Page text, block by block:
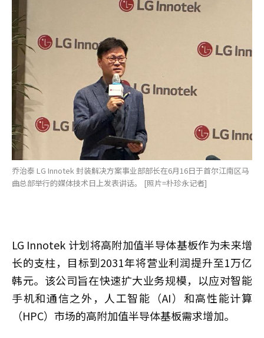
乔治泰 LG Innotek 封装解决方案事业部部长在6月16日于首尔江南区马
曲总部举行的媒体技术日上发表讲话。 [照片=朴珍永记者]
LG Innotek 计划将高附加值半导体基板作为未来增
长的支柱，目标到2031年将营业利润提升至1万亿
韩元。该公司旨在快速扩大业务规模，以应对智能
手机和通信之外，人工智能（AI）和高性能计算
（HPC）市场的高附加值半导体基板需求增加。